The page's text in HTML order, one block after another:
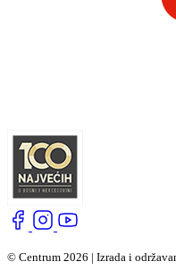
© Centrum 2026 | Izrada i